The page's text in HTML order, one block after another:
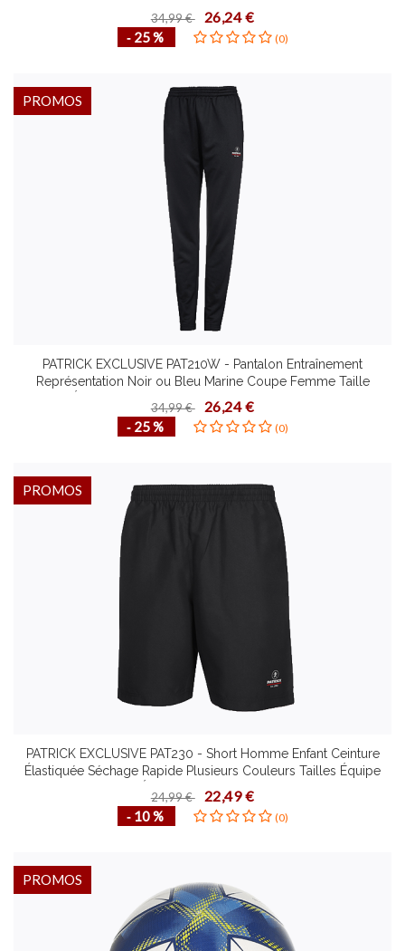
Idéal Loisirs
34,99 € 26,24 €
‐ 25 % (0)
PATRICK EXCLUSIVE PAT210W - Pantalon Entraînement
Représentation Noir ou Bleu Marine Coupe Femme Taille
Élastiquée Différentes Tailles Sport ou Loisirs
34,99 € 26,24 €
‐ 25 % (0)
PROMOS
PATRICK EXCLUSIVE PAT230 - Short Homme Enfant Ceinture
Élastiquée Séchage Rapide Plusieurs Couleurs Tailles Équipe
Étirement Dynamique
24,99 € 22,49 €
‐ 10 % (0)
PROMOS
PROMOS